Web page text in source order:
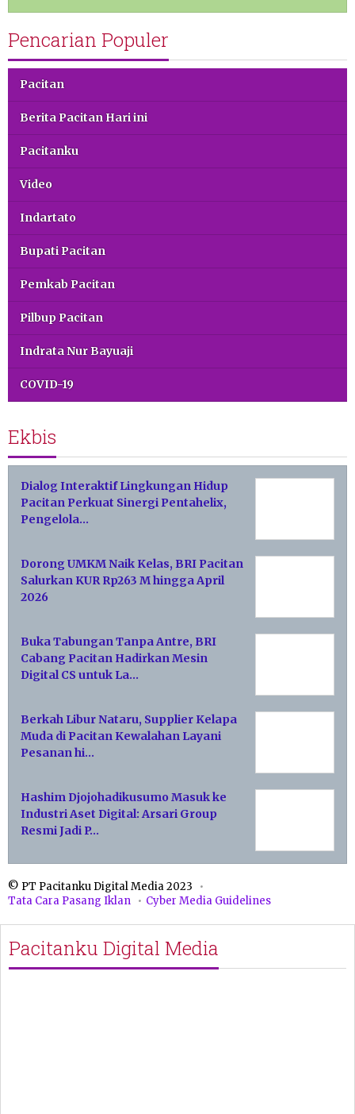
Pencarian Populer
Pacitan
Berita Pacitan Hari ini
Pacitanku
Video
Indartato
Bupati Pacitan
Pemkab Pacitan
Pilbup Pacitan
Indrata Nur Bayuaji
COVID-19
Ekbis
Dialog Interaktif Lingkungan Hidup
Pacitan Perkuat Sinergi Pentahelix,
Pengelola…
Dorong UMKM Naik Kelas, BRI Pacitan
Salurkan KUR Rp263 M hingga April
2026
Buka Tabungan Tanpa Antre, BRI
Cabang Pacitan Hadirkan Mesin
Digital CS untuk La…
Berkah Libur Nataru, Supplier Kelapa
Muda di Pacitan Kewalahan Layani
Pesanan hi…
Hashim Djojohadikusumo Masuk ke
Industri Aset Digital: Arsari Group
Resmi Jadi P…
© PT Pacitanku Digital Media 2023
Tata Cara Pasang Iklan
Cyber Media Guidelines
Pacitanku Digital Media